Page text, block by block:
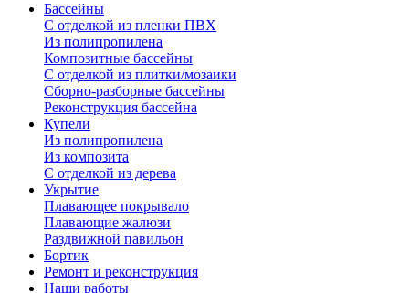
Бассейны
С отделкой из пленки ПВХ
Из полипропилена
Композитные бассейны
С отделкой из плитки/мозаики
Сборно-разборные бассейны
Реконструкция бассейна
Купели
Из полипропилена
Из композита
С отделкой из дерева
Укрытие
Плавающее покрывало
Плавающие жалюзи
Раздвижной павильон
Бортик
Ремонт и реконструкция
Наши работы